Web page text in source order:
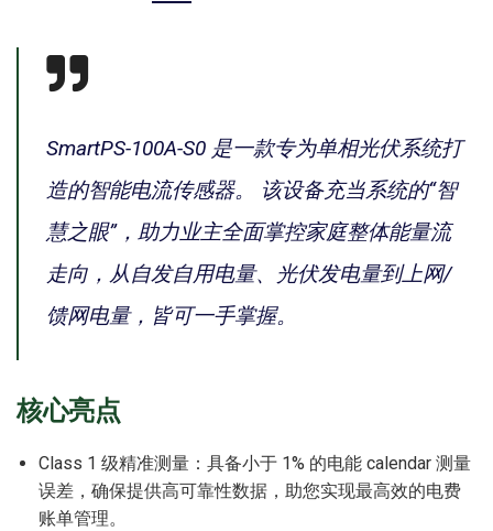
SmartPS-100A-S0 是一款专为单相光伏系统打
造的智能电流传感器。 该设备充当系统的“智
慧之眼”，助力业主全面掌控家庭整体能量流
走向，从自发自用电量、光伏发电量到上网/
馈网电量，皆可一手掌握。
核心亮点
Class 1 级精准测量：具备小于 1% 的电能 calendar 测量
误差，确保提供高可靠性数据，助您实现最高效的电费
账单管理。